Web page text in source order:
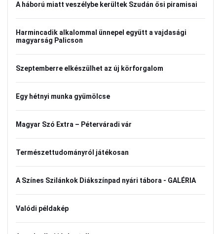
A háború miatt veszélybe kerültek Szudán ősi piramisai
Harmincadik alkalommal ünnepel együtt a vajdasági
magyarság Palicson
Szeptemberre elkészülhet az új körforgalom
Egy hétnyi munka gyümölcse
Magyar Szó Extra – Péterváradi vár
Természettudományról játékosan
A Színes Szilánkok Diákszínpad nyári tábora - GALÉRIA
Valódi példakép